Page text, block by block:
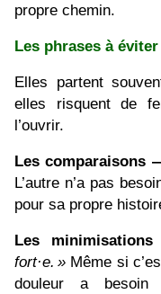
propre chemin.
Les phrases à éviter
Elles partent
elles risquent de
l’ouvrir.
Les comparaisons
L’autre n’a pas
pour sa propre
Les
fort·e. » Même si
douleur a besoin